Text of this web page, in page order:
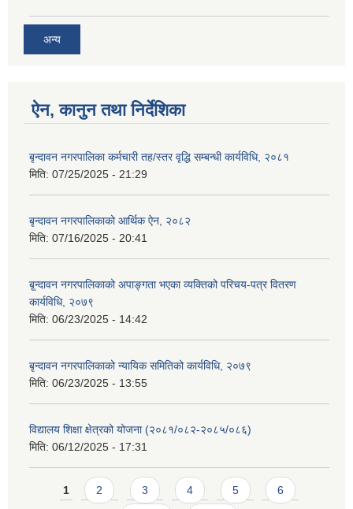
अन्य
ऐन, कानुन तथा निर्देशिका
बृन्दावन नगरपालिका कर्मचारी तह/स्तर वृद्धि सम्बन्धी कार्यविधि, २०८१
मिति: 07/25/2025 - 21:29
बृन्दावन नगरपालिकाको आर्थिक ऐन, २०८२
मिति: 07/16/2025 - 20:41
बृ्न्दावन नगरपालिकाको अपाङ्गता भएका व्यक्तिको परिचय-पत्र वितरण
कार्यविधि, २०७९
मिति: 06/23/2025 - 14:42
बृन्दावन नगरपालिकाको न्यायिक समितिको कार्यविधि, २०७९
मिति: 06/23/2025 - 13:55
विद्यालय शिक्षा क्षेत्रको योजना (२०८१/०८२-२०८५/०८६)
मिति: 06/12/2025 - 17:31
Pages
1 2 3 4 5 6